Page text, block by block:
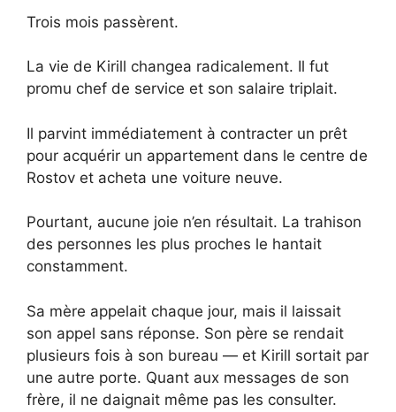
Trois mois passèrent.
La vie de Kirill changea radicalement. Il fut
promu chef de service et son salaire triplait.
Il parvint immédiatement à contracter un prêt
pour acquérir un appartement dans le centre de
Rostov et acheta une voiture neuve.
Pourtant, aucune joie n’en résultait. La trahison
des personnes les plus proches le hantait
constamment.
Sa mère appelait chaque jour, mais il laissait
son appel sans réponse. Son père se rendait
plusieurs fois à son bureau — et Kirill sortait par
une autre porte. Quant aux messages de son
frère, il ne daignait même pas les consulter.